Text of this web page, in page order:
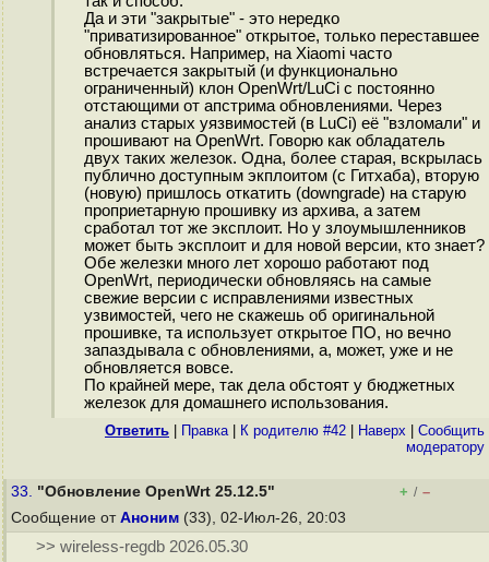
Да и эти "закрытые" - это нередко
"приватизированное" открытое, только переставшее
обновляться. Например, на Xiaomi часто
встречается закрытый (и функционально
ограниченный) клон OpenWrt/LuCi с постоянно
отстающими от апстрима обновлениями. Через
анализ старых уязвимостей (в LuCi) её "взломали" и
прошивают на OpenWrt. Говорю как обладатель
двух таких железок. Одна, более старая, вскрылась
публично доступным экплоитом (с Гитхаба), вторую
(новую) пришлось откатить (downgrade) на старую
проприетарную прошивку из архива, а затем
сработал тот же эксплоит. Но у злоумышленников
может быть эксплоит и для новой версии, кто знает?
Обе железки много лет хорошо работают под
OpenWrt, периодически обновляясь на самые
свежие версии с исправлениями известных
узвимостей, чего не скажешь об оригинальной
прошивке, та использует открытое ПО, но вечно
запаздывала с обновлениями, а, может, уже и не
обновляется вовсе.
По крайней мере, так дела обстоят у бюджетных
железок для домашнего использования.
Ответить Правка| К родителю #42 Наверх
Cообщить
модератору
33. "Обновление OpenWrt 25.12.5" + / –
Сообщение от Аноним (33), 02-Июл-26, 20:03
>> wireless-regdb 2026.05.30